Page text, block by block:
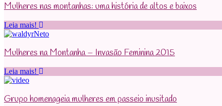
Mulheres nas montanhas: uma história de altos e baixos
Leia mais!
Mulheres na Montanha – Invasão Feminina 2015
Leia mais!
Grupo homenageia mulheres em passeio inusitado